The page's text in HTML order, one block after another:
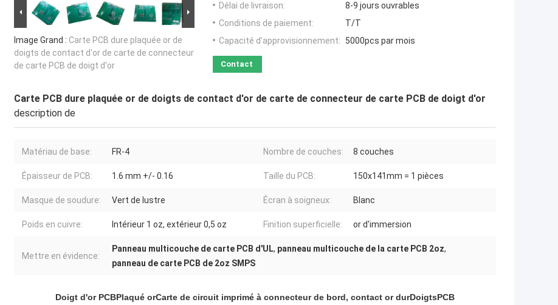
Image Grand : Carte PCB dure plaquée or de
doigts de contact d'or de carte de connecteur
de carte PCB de doigt d'or
Délai de livraison:
8-9 jours ouvrables
Conditions de paiement:
T/T
Capacité d'approvisionnement:
5000pcs par mois
Contact
Carte PCB dure plaquée or de doigts de contact d'or de carte de connecteur de carte PCB de doigt d'or
description de
Matériau de base: FR-4 Nombre de couches: 8 couches
Épaisseur de PCB: 1.6 mm +/- 0.16 Taille du PCB: 150x141mm = 1 pièces
Masque de soudure: Vert de lustre Écran à soigneux: Blanc
Poids en cuivre: Intérieur 1 oz, extérieur 0,5 oz Finition superficielle: or d'immersion
Mettre en évidence:
Panneau multicouche de carte PCB d'UL, panneau multicouche de la carte PCB 2oz,
panneau de carte PCB de 2oz SMPS
Doigt d'or PCBPlaqué orCarte de circuit imprimé à connecteur de bord, contact or durDoigtsPCB